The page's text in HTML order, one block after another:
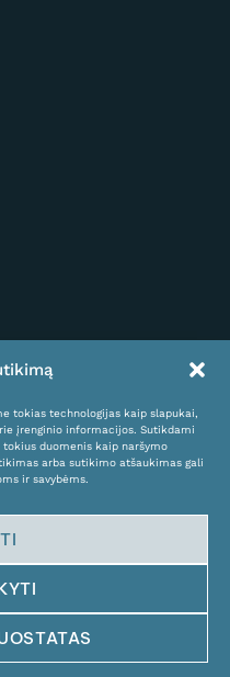
tokias technologijas kaip slapukai,
įrenginio informacijos. Sutikdami
duomenis kaip naršymo
arba sutikimo atšaukimas gali
ir savybėms.
reserved.